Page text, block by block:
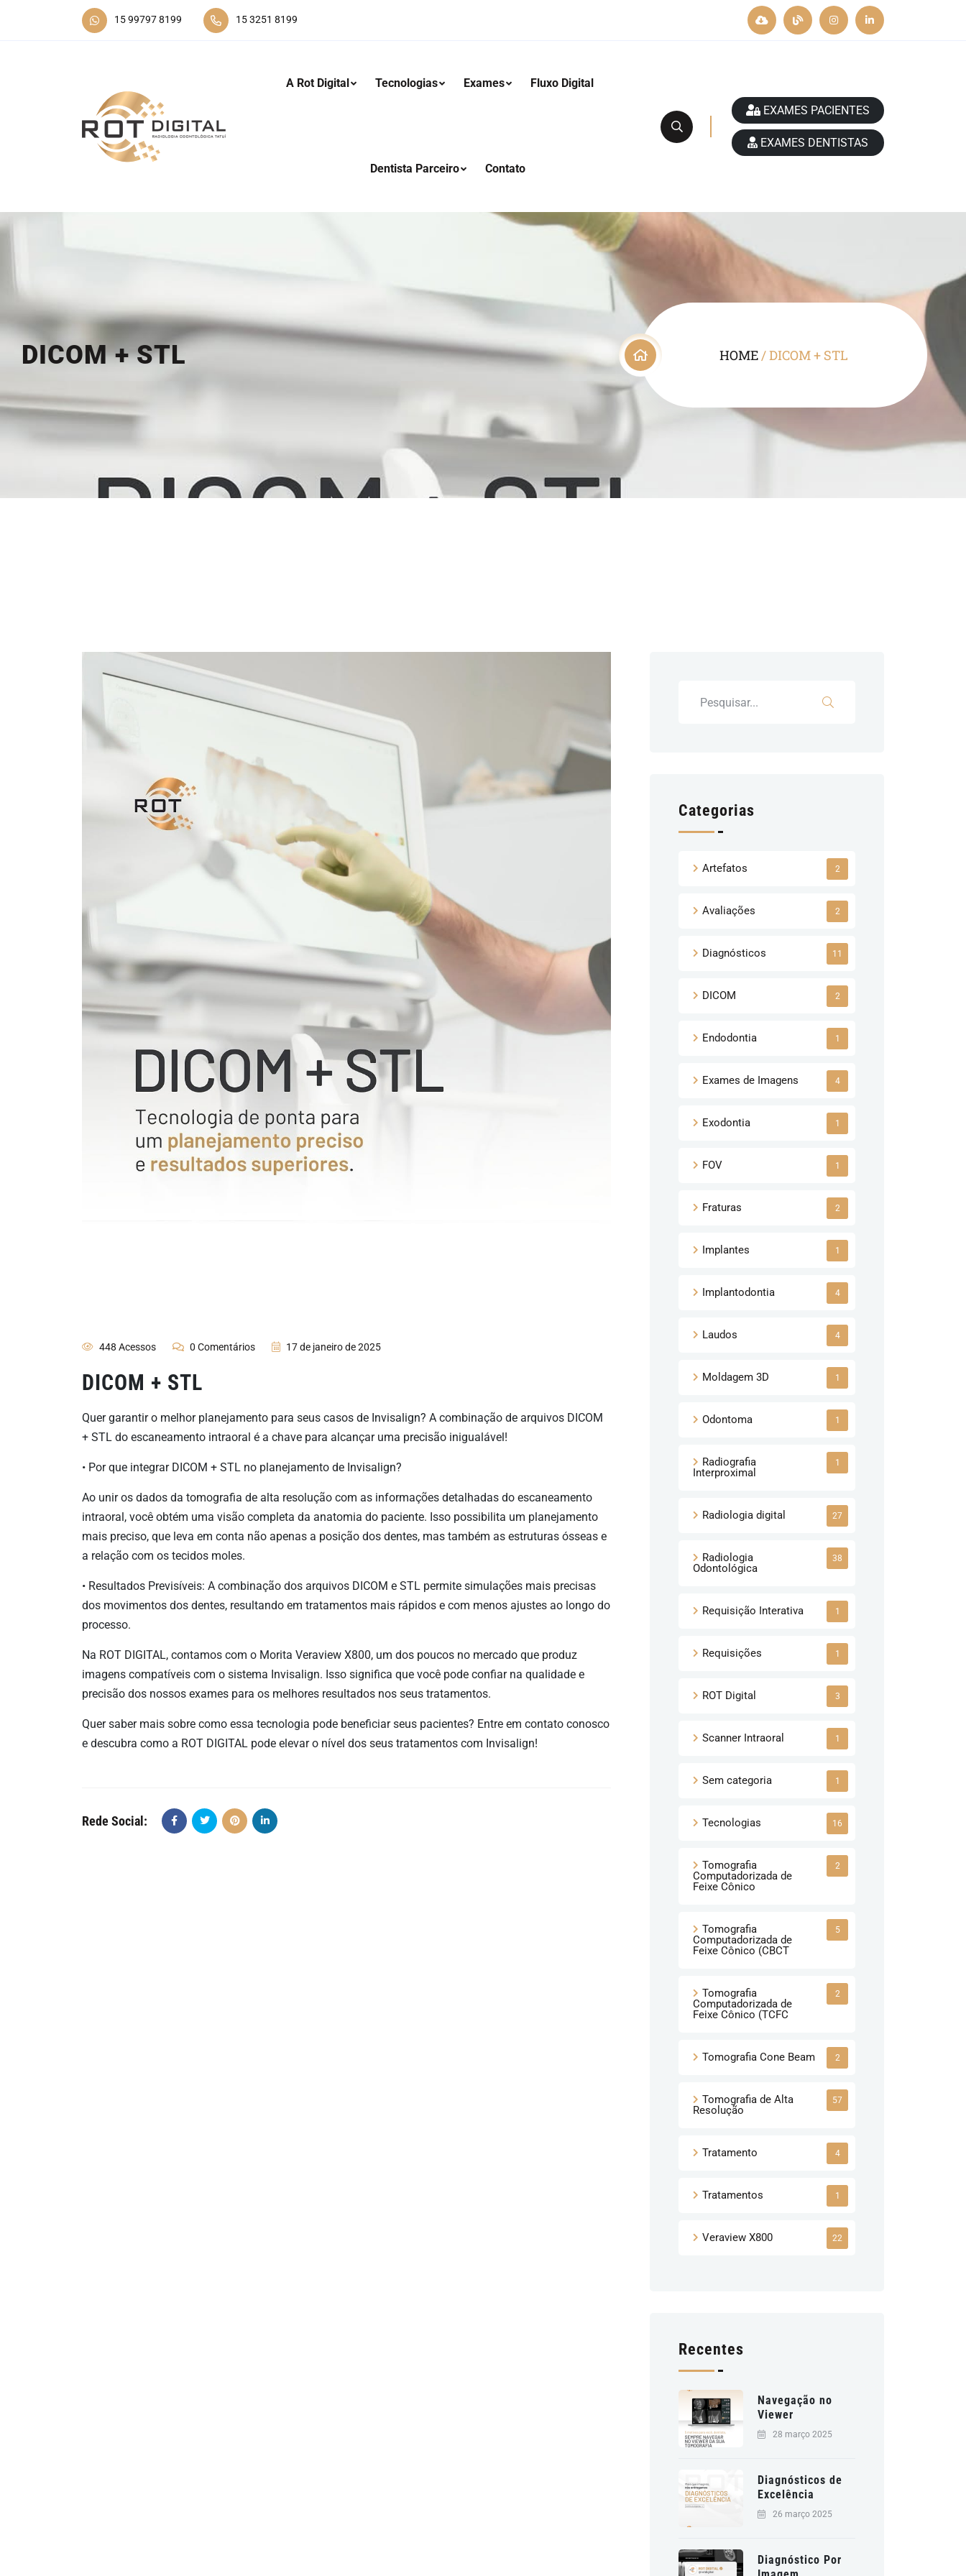
15 99797 8199 15 3251 8199
A Rot Digital Tecnologias Exames Fluxo Digital
Dentista Parceiro Contato
EXAMES PACIENTES
EXAMES DENTISTAS
DICOM + STL HOME/DICOM + STL
448 Acessos 0 Comentários 17 de janeiro de 2025
DICOM + STL
Quer garantir o melhor planejamento para seus casos de Invisalign? A combinação de arquivos DICOM
+ STL do escaneamento intraoral é a chave para alcançar uma precisão inigualável!
• Por que integrar DICOM + STL no planejamento de Invisalign?
Ao unir os dados da tomografia de alta resolução com as informações detalhadas do escaneamento
intraoral, você obtém uma visão completa da anatomia do paciente. Isso possibilita um planejamento
mais preciso, que leva em conta não apenas a posição dos dentes, mas também as estruturas ósseas e
a relação com os tecidos moles.
• Resultados Previsíveis: A combinação dos arquivos DICOM e STL permite simulações mais precisas
dos movimentos dos dentes, resultando em tratamentos mais rápidos e com menos ajustes ao longo do
processo.
Na ROT DIGITAL, contamos com o Morita Veraview X800, um dos poucos no mercado que produz
imagens compatíveis com o sistema Invisalign. Isso significa que você pode confiar na qualidade e
precisão dos nossos exames para os melhores resultados nos seus tratamentos.
Quer saber mais sobre como essa tecnologia pode beneficiar seus pacientes? Entre em contato conosco
e descubra como a ROT DIGITAL pode elevar o nível dos seus tratamentos com Invisalign!
Rede Social:
Categorias
Artefatos 2
Avaliações 2
Diagnósticos 11
DICOM 2
Endodontia 1
Exames de Imagens 4
Exodontia 1
FOV 1
Fraturas 2
Implantes 1
Implantodontia 4
Laudos 4
Moldagem 3D 1
Odontoma 1
Radiografia
Interproximal
1
Radiologia digital 27
Radiologia
Odontológica
38
Requisição Interativa 1
Requisições 1
ROT Digital 3
Scanner Intraoral 1
Sem categoria 1
Tecnologias 16
Tomografia
Computadorizada de
Feixe Cônico
2
Tomografia
Computadorizada de
Feixe Cônico (CBCT
5
Tomografia
Computadorizada de
Feixe Cônico (TCFC
2
Tomografia Cone Beam 2
Tomografia de Alta
Resolução
57
Tratamento 4
Tratamentos 1
Veraview X800 22
Recentes
Navegação no
Viewer
28 março 2025
Diagnósticos de
Excelência
26 março 2025
Diagnóstico Por